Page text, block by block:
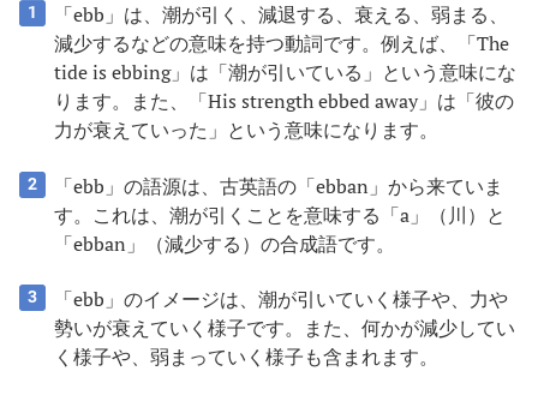
1
「ebb」は、潮が引く、減退する、衰える、弱まる、
減少するなどの意味を持つ動詞です。例えば、「The
tide is ebbing」は「潮が引いている」という意味にな
ります。また、「His strength ebbed away」は「彼の
力が衰えていった」という意味になります。
2
「ebb」の語源は、古英語の「ebban」から来ていま
す。これは、潮が引くことを意味する「a」（川）と
「ebban」（減少する）の合成語です。
3
「ebb」のイメージは、潮が引いていく様子や、力や
勢いが衰えていく様子です。また、何かが減少してい
く様子や、弱まっていく様子も含まれます。